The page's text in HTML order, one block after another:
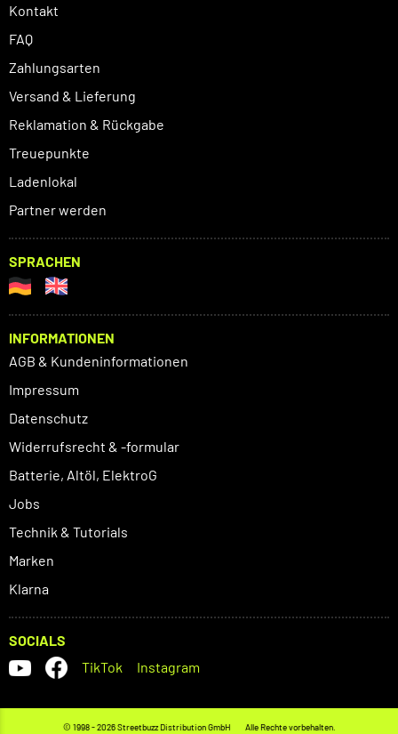
Kontakt
FAQ
Zahlungsarten
Versand & Lieferung
Reklamation & Rückgabe
Treuepunkte
Ladenlokal
Partner werden
SPRACHEN
INFORMATIONEN
AGB & Kundeninformationen
Impressum
Datenschutz
Widerrufsrecht & -formular
Batterie, Altöl, ElektroG
Jobs
Technik & Tutorials
Marken
Klarna
SOCIALS
TikTok
Instagram
© 1998 - 2026 Streetbuzz Distribution GmbH Alle Rechte vorbehalten.